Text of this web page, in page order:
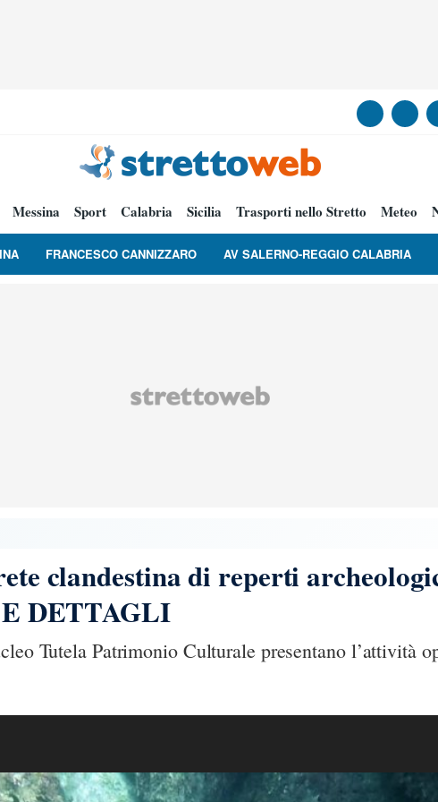
Messina Sport Calabria Sicilia Trasporti nello Stretto Meteo
FRANCESCO CANNIZZARO AV SALERNO-REGGIO CALABRIA
clandestina di reperti
DETTAGLI
Tutela Patrimonio Culturale presentano l’attività